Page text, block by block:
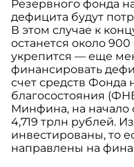
Резервного фонда
дефицита будут
В этом случае к
останется около
укрепится — еще
финансировать
счет средств Фонда
благосостояния
Минфина, на начало
4,719 трлн рублей.
инвестированы, то
направлены на